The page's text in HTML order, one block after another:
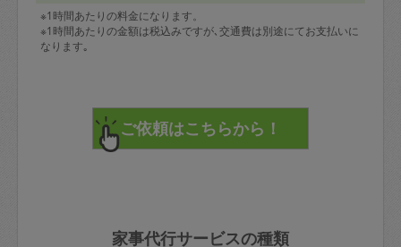
※1時間あたりの料金になります。
※1時間あたりの金額は税込みですが､交通費は別途にてお支払いに
なります｡
家事代行サービスの種類